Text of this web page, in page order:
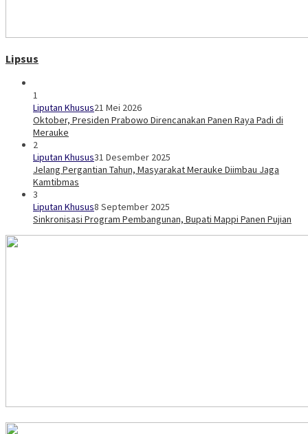
Lipsus
1
Liputan Khusus21 Mei 2026
Oktober, Presiden Prabowo Direncanakan Panen Raya Padi di
Merauke
2
Liputan Khusus31 Desember 2025
Jelang Pergantian Tahun, Masyarakat Merauke Diimbau Jaga
Kamtibmas
3
Liputan Khusus8 September 2025
Sinkronisasi Program Pembangunan, Bupati Mappi Panen Pujian